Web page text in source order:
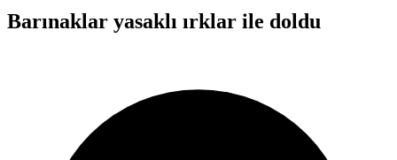
Barınaklar yasaklı ırklar ile doldu